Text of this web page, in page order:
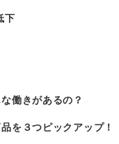
下
働きがあるの？
を３つピックアップ！